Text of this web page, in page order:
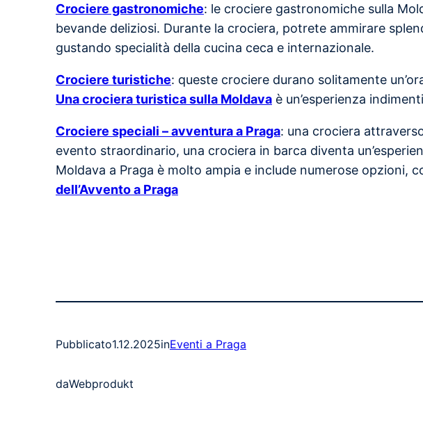
Crociere gastronomiche: le crociere gastronomiche sulla
bevande deliziosi. Durante la crociera, potrete ammirare
gustando specialità della cucina ceca e internazionale.
Crociere turistiche: queste crociere durano solitamente
Una crociera turistica sulla Moldava è un’esperienza
Crociere speciali – avventura a Praga: una crociera
evento straordinario, una crociera in barca diventa
Moldava a Praga è molto ampia e include numerose opzioni,
dell’Avvento a Praga
Pubblicato1.12.2025inEventi a Praga
daWebprodukt